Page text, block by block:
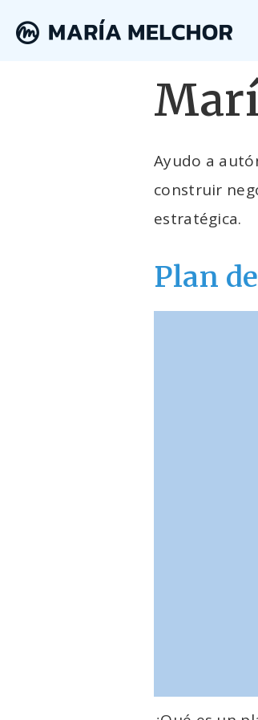
Ayudo a
construir
estratégica.
Plan